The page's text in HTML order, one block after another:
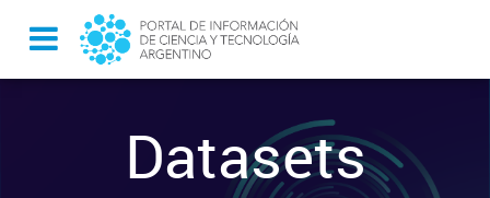
Datasets